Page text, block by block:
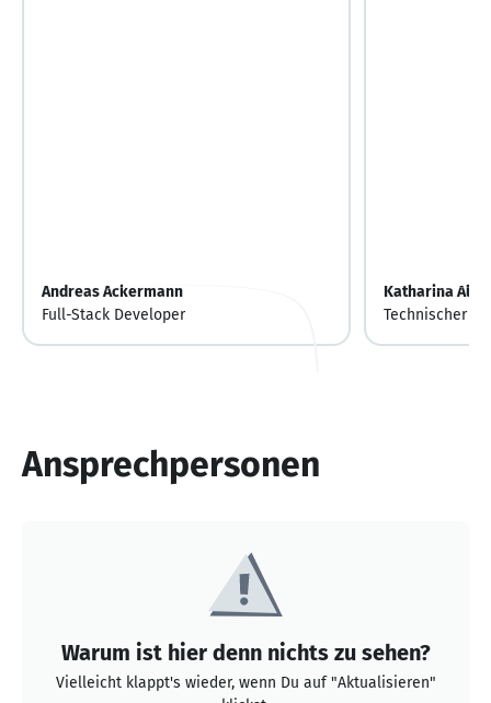
Andreas Ackermann
Full-Stack Developer
Katharina
Technischer
Ansprechpersonen
Warum ist hier denn nichts zu sehen?
Vielleicht klappt's wieder, wenn Du auf "Aktualisieren"